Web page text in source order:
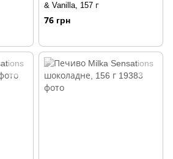
& Vanilla, 157 г
76 грн